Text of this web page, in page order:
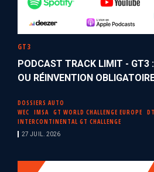
GT3
PODCAST TRACK LIMIT - GT3
OU RÉINVENTION
DOSSIERS AUTO
WEC
IMSA GT WORLD CHALLENGE EUROPE
INTERCONTINENTAL GT CHALLENGE
27 JUIL. 2026